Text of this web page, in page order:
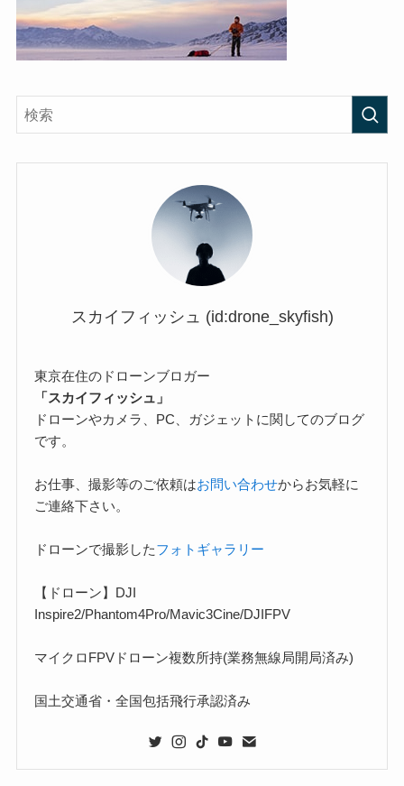
スカイフィッシュ (id:drone_skyfish)
東京在住のドローンブロガー
「スカイフィッシュ」
ドローンやカメラ、PC、ガジェットに関してのブログ
です。
お仕事、撮影等のご依頼はお問い合わせからお気軽に
ご連絡下さい。
ドローンで撮影したフォトギャラリー
【ドローン】DJI
Inspire2/Phantom4Pro/Mavic3Cine/DJIFPV
マイクロFPVドローン複数所持(業務無線局開局済み)
国土交通省・全国包括飛行承認済み